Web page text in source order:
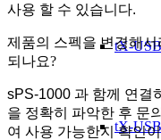
tX-
tX-
사용 할 수 있습니다.
제품의 스펙을 변경해
되나요?
sPS-1000 과 함께 연결
을 정확히 파악한 후 문
여 사용 가능한지 확인